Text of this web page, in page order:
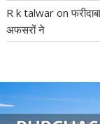
R k talwar on
अफसरों ने